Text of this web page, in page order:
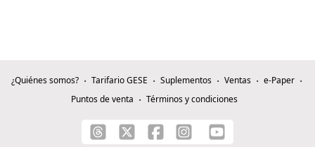
¿Quiénes somos? Tarifario GESE Suplementos Ventas
e-Paper
Puntos de venta
Términos y condiciones